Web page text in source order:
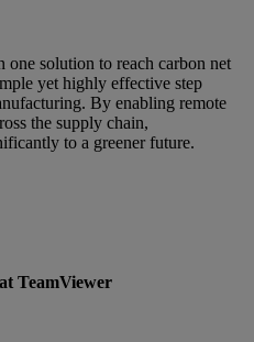
solution to reach carbon net
yet highly effective step
By enabling remote
the supply chain,
to a greener future.
TeamViewer